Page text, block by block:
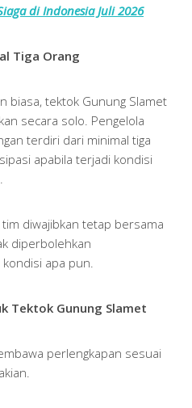
di Indonesia Juli 2026
Tiga Orang
biasa, tektok Gunung Slamet
secara solo. Pengelola
terdiri dari minimal tiga
apabila terjadi kondisi
diwajibkan tetap bersama
diperbolehkan
apa pun.
Tektok Gunung Slamet
perlengkapan sesuai